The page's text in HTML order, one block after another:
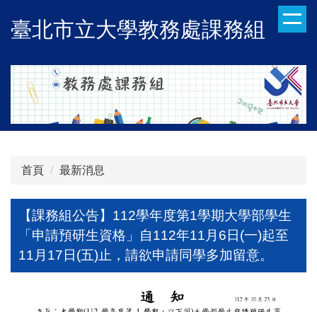
到
內
容
區
臺北市立大學教務處課務組
首頁 最新消息
【課務組公告】112學年度第1學期大學部學生
「申請預研生資格」自112年11月6日(一)起至
11月17日(五)止，請欲申請同學多加留意。